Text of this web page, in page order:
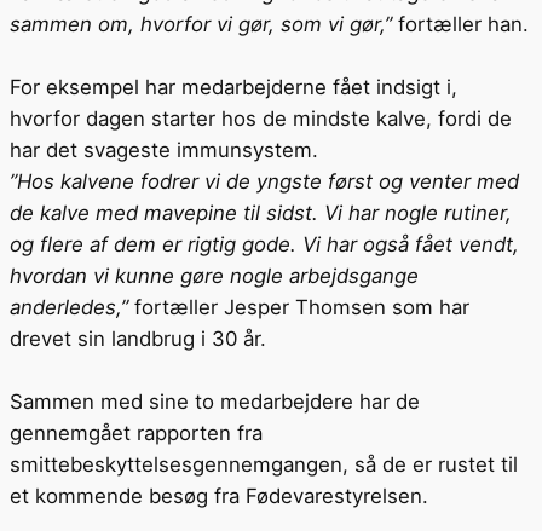
sammen om, hvorfor vi gør, som vi gør,” fortæller han.
For eksempel har medarbejderne fået indsigt i,
hvorfor dagen starter hos de mindste kalve, fordi de
har det svageste immunsystem.
”Hos kalvene fodrer vi de yngste først og venter med
de kalve med mavepine til sidst. Vi har nogle rutiner,
og flere af dem er rigtig gode. Vi har også fået vendt,
hvordan vi kunne gøre nogle arbejdsgange
anderledes,”fortæller Jesper Thomsen som har
drevet sin landbrug i 30 år.
Sammen med sine to medarbejdere har de
gennemgået rapporten fra
smittebeskyttelsesgennemgangen, så de er rustet til
et kommende besøg fra Fødevarestyrelsen.